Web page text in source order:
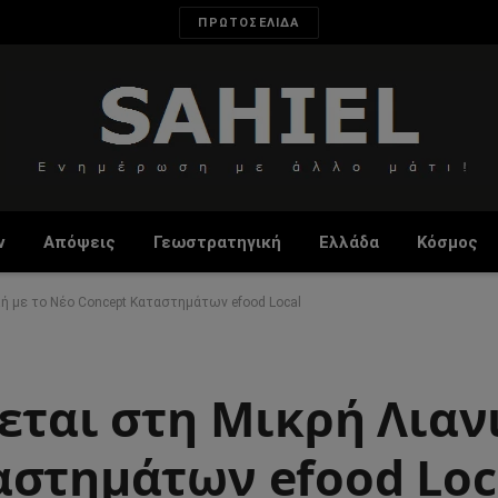
ΠΡΩΤΟΣΕΛΙΔΑ
Απόψεις Γεωστρατηγική Ελλάδα Κόσμος
με το Νέο Concept Καταστημάτων efood Local
στη Μικρή
efood